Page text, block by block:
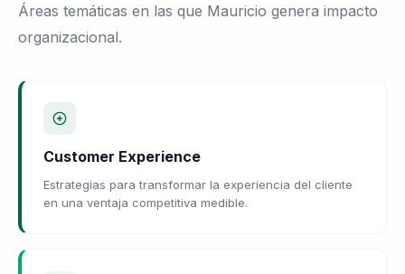
Áreas temáticas en las que Mauricio genera impacto
organizacional.
Customer Experience
Estrategias para transformar la experiencia del cliente
en una ventaja competitiva medible.